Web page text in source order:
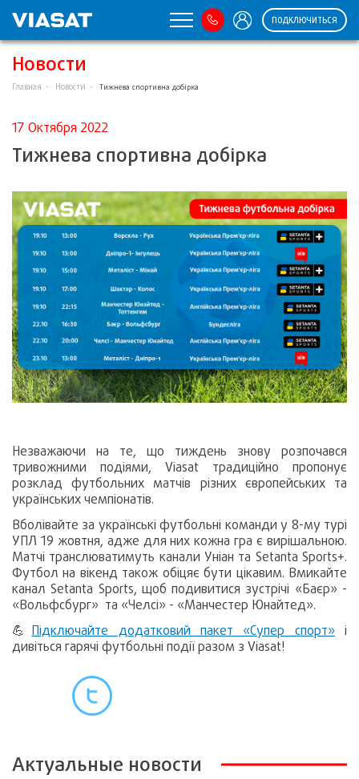
ПОДКЛЮЧИТЬСЯ
Новости
Главная Новости Тижнева спортивна добірка
17 Октября 2022
Тижнева спортивна добірка
Незважаючи на те, що тиждень знову розпочався
тривожними подіями, Viasat традиційно пропонує
розклад футбольних матчів різних європейських та
українських чемпіонатів.
Вболівайте за українські футбольні команди у 8-му турі
УПЛ 19 жовтня, адже для них кожна гра є вирішальною.
Матчі транслюватимуть канали Уніан та Setanta Sports+.
Футбол на вікенд також обіцяє бути цікавим. Вмикайте
канал Setanta Sports, щоб подивитися зустрічі «Баєр» -
«Вольфсбург» та «Челсі» - «Манчестер Юнайтед».
💪 Підключайте додатковий пакет «Супер спорт»і
дивіться гарячі футбольні події разом з Viasat!
Актуальные новости